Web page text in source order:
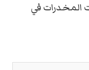
المخدرات في